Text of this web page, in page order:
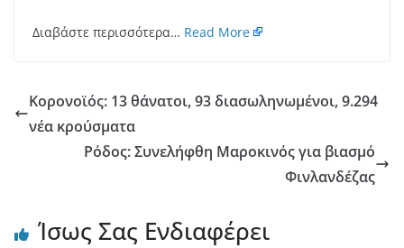
Διαβάστε περισσότερα… Read More
Κορονοϊός: 13 θάνατοι, 93 διασωληνωμένοι, 9.294
νέα κρούσματα
Ρόδος: Συνελήφθη Μαροκινός για βιασμό
Φινλανδέζας
Ίσως Σας Ενδιαφέρει